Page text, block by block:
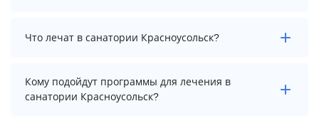
Минимальный срок путевки зависит от выбранного
тарифа. Для тарифа с лечением рекомендуем
Что лечат в санатории Красноусольск?
Основные профили лечения в санатории: опорно-
двигательный аппарат, гинекология и нервная
Кому подойдут программы для лечения в
санатории Красноусольск?